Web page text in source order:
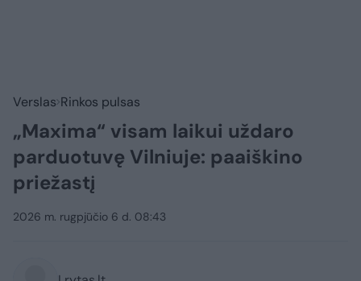
Verslas Rinkos pulsas
„Maxima“ visam laikui uždaro
parduotuvę Vilniuje: paaiškino
priežastį
2026 m. rugpjūčio 6 d. 08:43